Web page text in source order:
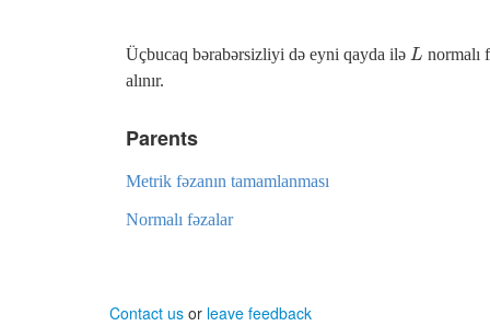
Üçbucaq bərabərsizliyi də eyni qayda ilə L
L normalı
alınır.
Parents
Metrik fəzanın tamamlanması
Normalı fəzalar
Contact us or leave feedback